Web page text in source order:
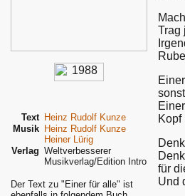
Text Heinz Rudolf Kunze
Musik Heinz Rudolf Kunze
Heiner Lürig
Verlag Weltverbesserer
Musikverlag/Edition Intro
Der Text zu "Einer für alle" ist
Trag
Kopf
für
Und